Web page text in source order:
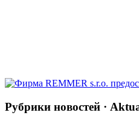
Рубрики новостей ·